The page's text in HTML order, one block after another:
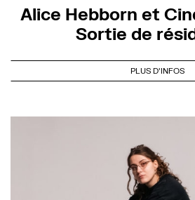
Alice Hebborn et
Sortie de
PLUS D'INFOS